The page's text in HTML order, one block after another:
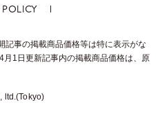
POLICY
事の掲載商品価格等は特に表示がな
1日更新記事内の掲載商品価格は、 原
ltd.(Tokyo)